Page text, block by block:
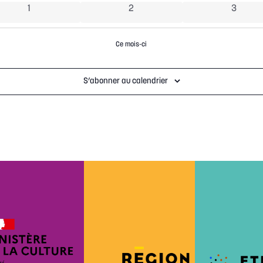
0 évènements
1 0 évènements
2 0
3
Ce mois-ci
S’abonner au calendrier